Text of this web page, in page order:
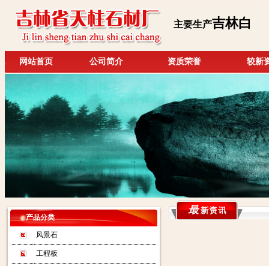
主要生产吉林白
网站首页 公司简介 资质荣誉 较新
产品分类
风景石
工程板